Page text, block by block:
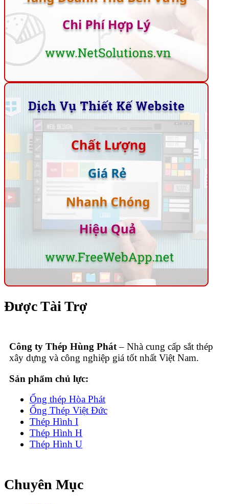
Được Tài Trợ
Công ty Thép Hùng Phát– Nhà cung cấp sắt thép
xây dựng và công nghiệp giá tốt nhất Việt Nam.
Sản phẩm chủ lực:
Ống thép Hòa Phát
Ống Thép Việt Đức
Thép Hình I
Thép Hình H
Thép Hình U
Chuyên Mục